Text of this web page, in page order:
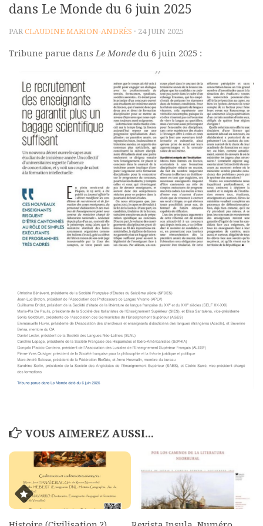
Polifonia
Concours
Programmes
Agrégation et Capes
CPGE
« Au menu »
Actualités
Annonces
Minutes de Fred
Vous abonner / commander un numéro
Vous abonner
Pour publier / Normes
Pour publier
Normes typographiques
dans Le Monde du 6 juin 2025
PAR CLAUDINE MARION-ANDRÈS · 24 JUIN 2025
Tribune parue dansLe Monde du 6 juin 2025 :
VOUS AIMEREZ AUSSI...